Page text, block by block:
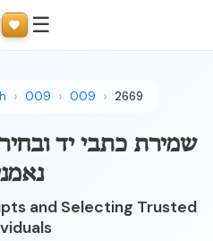
☰
009 009 2669
שמירת כתבי יד
and Selecting Trusted